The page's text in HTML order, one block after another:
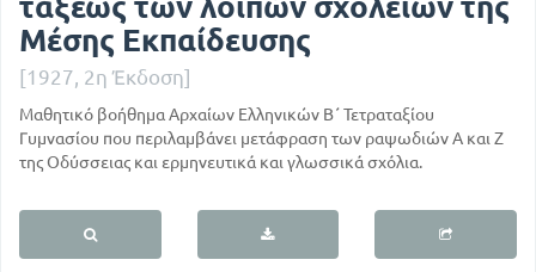
Μέσης Εκπαίδευσης
[1927, 2η Έκδοση]
Μαθητικό βοήθημα Αρχαίων Ελληνικών Β΄ Τετραταξίου
Γυμνασίου που περιλαμβάνει μετάφραση των ραψωδιών Α και Ζ
της Οδύσσειας και ερμηνευτικά και γλωσσικά σχόλια.